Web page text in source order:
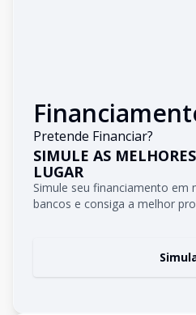
Pretende Financiar?
SIMULE AS
LUGAR
Simule seu financiamento
bancos e consiga a melhor